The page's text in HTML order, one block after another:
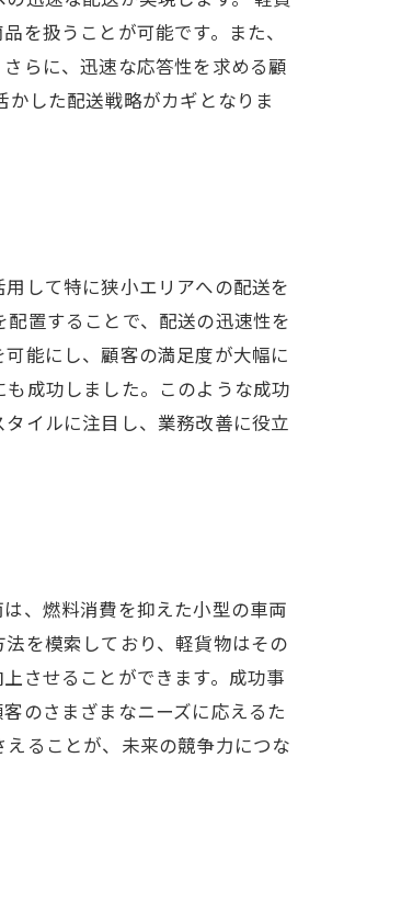
を扱うことが可能です。また、
らに、迅速な応答性を求める顧
した配送戦略がカギとなりま
して特に狭小エリアへの配送を
置することで、配送の迅速性を
能にし、顧客の満足度が大幅に
成功しました。このような成功
イルに注目し、業務改善に役立
、燃料消費を抑えた小型の車両
を模索しており、軽貨物はその
させることができます。成功事
のさまざまなニーズに応えるた
ることが、未来の競争力につな